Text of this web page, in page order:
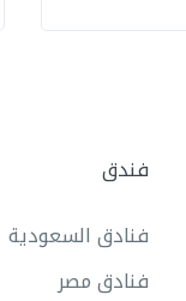
فندق
فنادق السعودية
فنادق مصر